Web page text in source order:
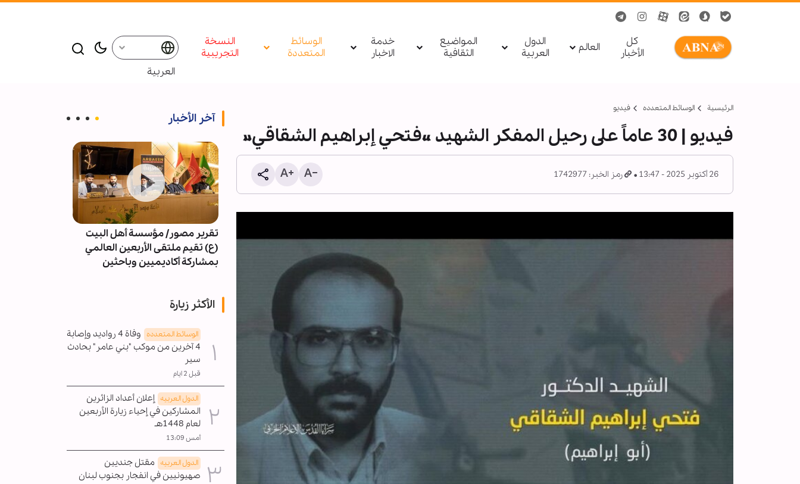
کل
الأخبار
العالم
الدول
العربیة
المواضيع
الثقافية
خدمة
الاخبار
الوسائط
المتعددة
النسخة
التجريبية
العربية
الرئيسية الوسائط المتعدده فیدیو
فيديو | 30 عاماً على رحيل المفكر الشهيد «فتحي إبراهيم الشقاقي»
26 أكتوبر 2025 - 13:47 رمز الخبر: 1742977
آخر الأخبار
تقرير مصور/ مؤسسة أهل البيت
(ع) تقيم ملتقى الأربعين العالمي
بمشاركة أكاديميين وباحثين
الأكثر زيارة
الوسائط المتعدده
وفاة 4 رواديد وإصابة
4 آخرين من موكب "بني عامر" بحادث
سير
قبل 2 ايام
الدول العربیه إعلان أعداد الزائرين
المشاركين في إحياء زيارة الأربعين
لعام 1448هـ
أمس 13:09
الدول العربیه مقتل جنديين
صهيونيين في انفجار بجنوب لبنان